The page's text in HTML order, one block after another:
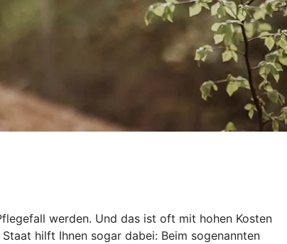
werden. Und das ist oft mit hohen Kosten
hilft Ihnen sogar dabei: Beim sogenannten